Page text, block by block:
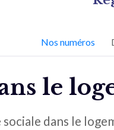
Nos numéros
le
dans le